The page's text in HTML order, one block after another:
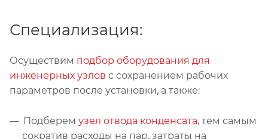
Специализация:
Осуществим подбор оборудования для
инженерных узлов с сохранением рабочих
параметров после установки, а также:
Подберем узел отвода конденсата, тем самым
сократив расходы на пар, затраты на